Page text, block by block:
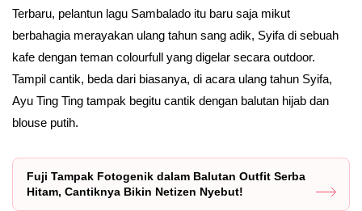
Terbaru, pelantun lagu Sambalado itu baru saja mikut
berbahagia merayakan ulang tahun sang adik, Syifa di sebuah
kafe dengan teman colourfull yang digelar secara outdoor.
Tampil cantik, beda dari biasanya, di acara ulang tahun Syifa,
Ayu Ting Ting tampak begitu cantik dengan balutan hijab dan
blouse putih.
Fuji Tampak Fotogenik dalam Balutan Outfit Serba
Hitam, Cantiknya Bikin Netizen Nyebut!